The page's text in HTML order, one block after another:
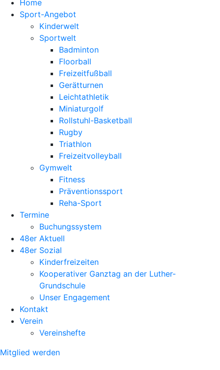
Home
Sport-Angebot
Kinderwelt
Sportwelt
Badminton
Floorball
Freizeitfußball
Gerätturnen
Leichtathletik
Miniaturgolf
Rollstuhl-Basketball
Rugby
Triathlon
Freizeitvolleyball
Gymwelt
Fitness
Präventionssport
Reha-Sport
Termine
Buchungssystem
48er Aktuell
48er Sozial
Kinderfreizeiten
Kooperativer Ganztag an der Luther-
Grundschule
Unser Engagement
Kontakt
Verein
Vereinshefte
Mitglied werden